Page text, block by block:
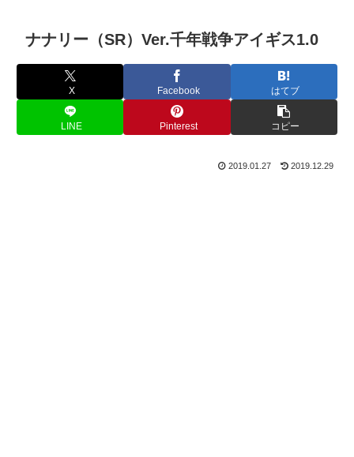
ナナリー（SR）Ver.千年戦争アイギス1.0
X Facebook はてブ
LINE Pinterest コピー
2019.01.27 2019.12.29